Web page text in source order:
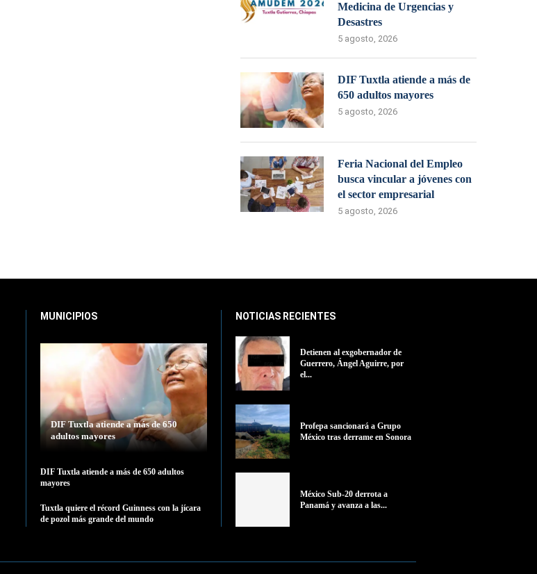
Medicina de Urgencias y
Desastres
5 agosto, 2026
DIF Tuxtla atiende a más de
650 adultos mayores
5 agosto, 2026
Feria Nacional del Empleo
busca vincular a jóvenes con
el sector empresarial
5 agosto, 2026
MUNICIPIOS
DIF Tuxtla atiende a más de 650
adultos mayores
DIF Tuxtla atiende a más de 650 adultos
mayores
Tuxtla quiere el récord Guinness con la jícara
de pozol más grande del mundo
NOTICIAS RECIENTES
Detienen al exgobernador de
Guerrero, Ángel Aguirre, por
el...
Profepa sancionará a Grupo
México tras derrame en Sonora
México Sub-20 derrota a
Panamá y avanza a las...